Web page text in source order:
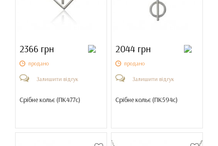
2366 грн
продано
Залишити відгук
Срібне кольє (ПК477с)
2044 грн
продано
Залишити відгук
Срібне кольє (ПК594с)